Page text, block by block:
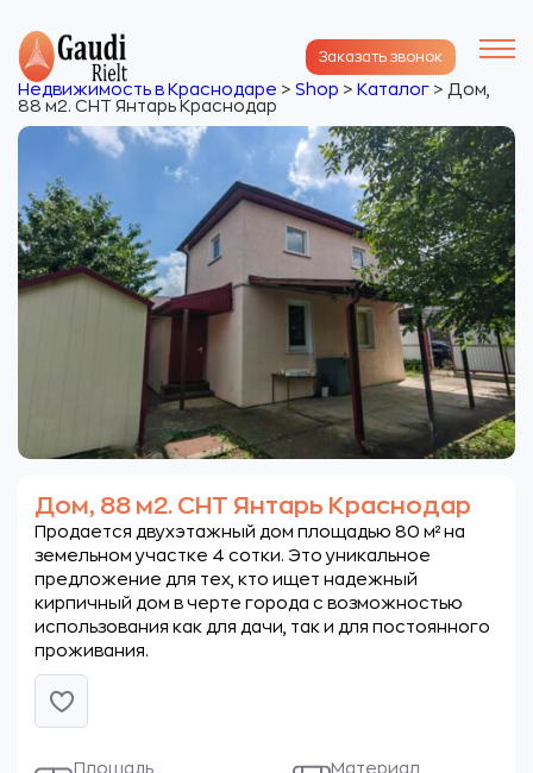
Заказать звонок
Недвижимость в Краснодаре > Shop > Каталог > Дом,
88 м2. СНТ Янтарь Краснодар
Дом, 88 м2. СНТ Янтарь Краснодар
Продается двухэтажный дом площадью 80 м² на
земельном участке 4 сотки. Это уникальное
предложение для тех, кто ищет надежный
кирпичный дом в черте города с возможностью
использования как для дачи, так и для постоянного
проживания.
Площадь Материал